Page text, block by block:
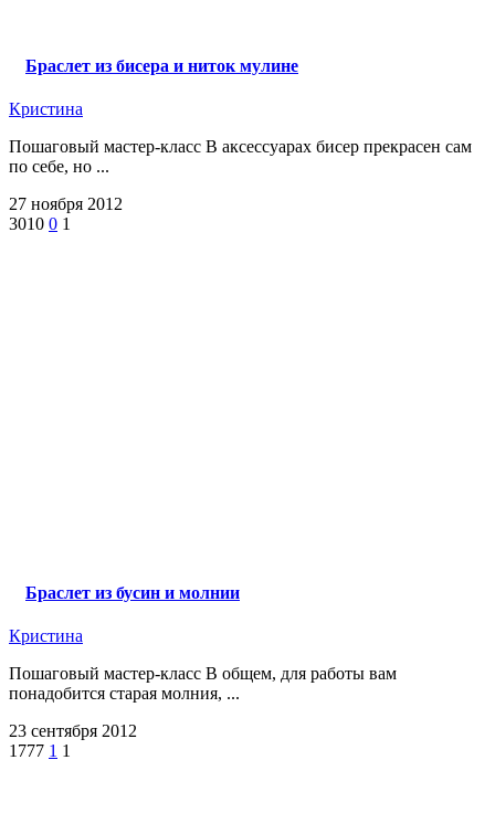
Браслет из бисера и ниток мулине
Кристина
Пошаговый мастер-класс В аксессуарах бисер прекрасен сам
по себе, но ...
27 ноября 2012
3010 0 1
Браслет из бусин и молнии
Кристина
Пошаговый мастер-класс В общем, для работы вам
понадобится старая молния, ...
23 сентября 2012
1777 1 1